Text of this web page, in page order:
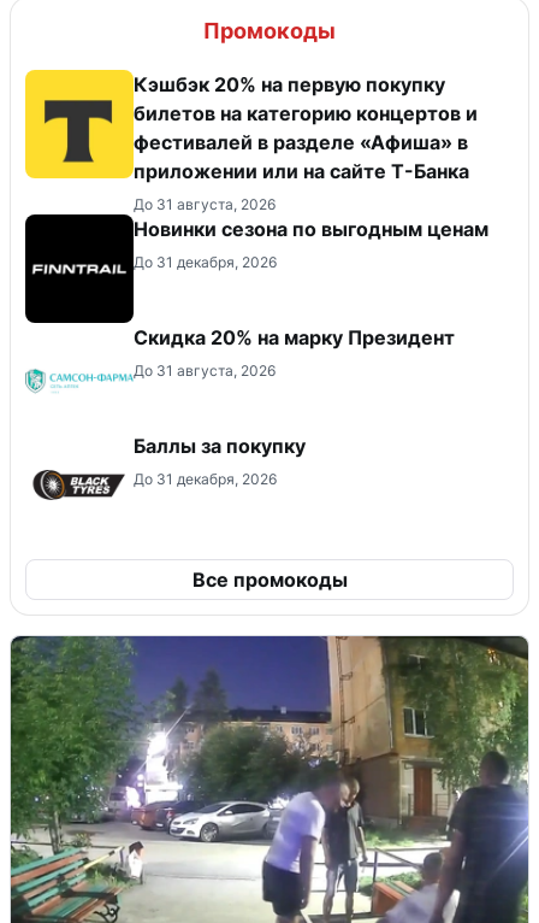
Промокоды
Кэшбэк 20% на первую покупку
билетов на категорию концертов и
фестивалей в разделе «Афиша» в
приложении или на сайте Т-Банка
До 31 августа, 2026
Новинки сезона по выгодным ценам
До 31 декабря, 2026
Скидка 20% на марку Президент
До 31 августа, 2026
Баллы за покупку
До 31 декабря, 2026
Все промокоды